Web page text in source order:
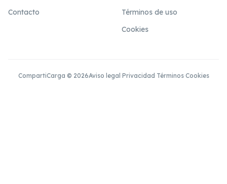
Contacto
Términos de uso
Cookies
CompartiCarga © 2026Aviso legal ·Privacidad ·Términos·Cookies